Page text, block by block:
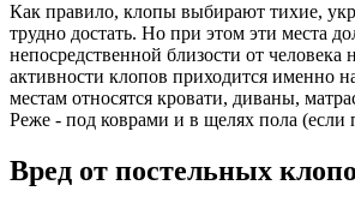
Как правило, клопы выбирают тихие,
трудно достать. Но при этом эти места
непосредственной близости от человека
активности клопов приходится именно
местам относятся кровати, диваны,
Реже - под коврами и в щелях пола (если
Вред от постельных